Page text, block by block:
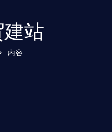
站
内容